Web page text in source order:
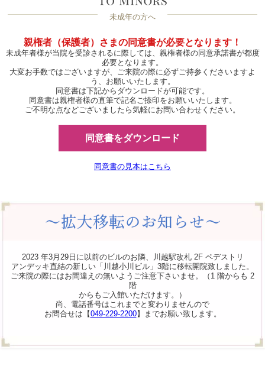
未成年の方へ
親権者（保護者）さまの同意書が必要となります！
未成年者様が当院を受診されるに際しては、親権者様の同意承諾書が都度
必要となります。
大変お手数ではございますが、ご来院の際に必ずご持参くださいますよ
う、お願いいたします。
同意書は下記からダウンロードが可能です。
同意書は親権者様の直筆で記名ご捺印をお願いいたします。
ご不明な点などございましたら気軽にお問い合わせください。
同意書をダウンロード
同意書の見本はこちら
2023 年3月29日に以前のビルのお隣、川越駅改札 2F ペデストリ
アンデッキ直結の新しい「川越小川ビル」3階に移転開院致しました。
ご来院の際にはお間違えの無いようご注意下さいませ。（1 階からも 2
階
からもご入館いただけます。）
尚、電話番号はこれまでと変わりませんので
お問合せは【049-229-2200】までお願い致します。